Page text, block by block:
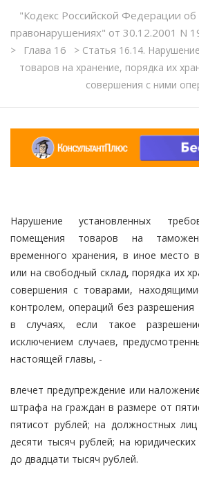
"Кодекс Российской Федерации
правонарушениях" от 30.12.2001 N
> Глава 16 > Статья 16.14.
товаров на хранение, порядка их
совершения с ними
Нарушение установленных
помещения товаров на
временного хранения, в иное место
или на свободный склад, порядка их
совершения с товарами,
контролем, операций без
в случаях, если такое
исключением случаев,
настоящей главы, -
влечет предупреждение или
штрафа на граждан в размере от
пятисот рублей; на должностных
десяти тысяч рублей; на
до двадцати тысяч рублей.